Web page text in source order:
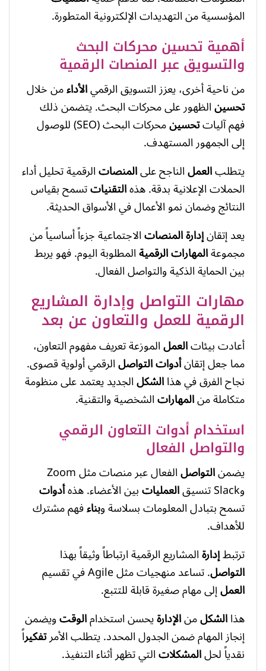
المؤسسية من التهديدات الإلكترونية المتطورة.
أهمية تحسين محركات البحث
والتسويق عبر المنصات الرقمية
من ناحية أخرى، يعزز التسويق الرقميالأداءمن خلال
تحسينالظهور على محركات البحث. يتضمن ذلك
فهم آلياتتحسين محركات البحث (SEO) للوصول
إلى الجمهور المستهدف.
يتطلبالعملالناجح علىالمنصاتالرقمية تحليل أداء
الحملات الإعلانية بدقة. هذهالتقنياتتسمح بقياس
النتائج وضمان نمو الأعمال في الأسواق الحديثة.
يعد إتقانإدارةالمنصاتالاجتماعية جزءاً أساسياً من
مجموعةالمهارات الرقميةالمطلوبة اليوم. فهو يربط
بين الحماية الذكية والتواصل الفعال.
مهارات التواصل وإدارة المشاريع
الرقمية للعمل والتعاون عن بعد
أعادت بيئاتالعملالموزعة تعريف مفهوم التعاون،
مما جعل إتقانأدواتالتواصلالرقمي أولوية قصوى.
نجاح الفرق في هذاالشكلالجديد يعتمد على منظومة
متكاملة منالمهاراتالشخصية والتقنية.
استخدام أدوات التعاون الرقمي
والتواصل الفعال
يضمنالتواصل الفعال عبر منصات مثل Zoom
وSlack تنسيق العملياتبين الأعضاء. هذهأدوات
تسمح بتبادل المعلومات بسلاسة وبناءفهم مشترك
للأهداف.
ترتبطإدارةالمشاريع الرقمية ارتباطاً وثيقاً بهذا
التواصل. تساعد منهجيات مثل Agile في تقسيم
العملإلى مهام صغيرة قابلة للتتبع.
هذاالشكلمنالإدارةيحسن استخدامالوقتويضمن
إنجاز المهام ضمن الجدول المحدد. يتطلب الأمرتفكيراً
نقدياً لحلالمشكلاتالتي تظهر أثناء التنفيذ.